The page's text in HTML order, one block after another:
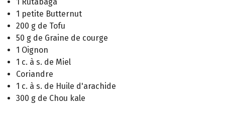
1 petite Butternut
200 g de Tofu
50 g de Graine de courge
1 Oignon
1 c. à s. de Miel
Coriandre
1 c. à s. de Huile d'arachide
300 g de Chou kale